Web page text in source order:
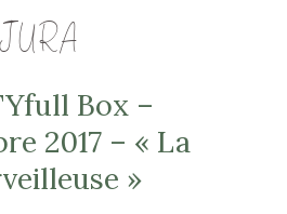
JURA
Box –
2017 – « La
»